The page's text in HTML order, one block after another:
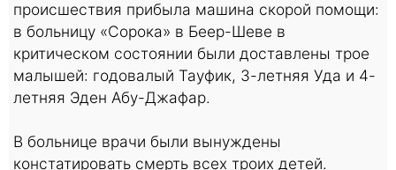
происшествия прибыла машина скорой помощи:
в больницу «Сорока» в Беер-Шеве в
критическом состоянии были доставлены трое
малышей: годовалый Тауфик, 3-летняя Уда и 4-
летняя Эден Абу-Джафар.
В больнице врачи были вынуждены
констатировать смерть всех троих детей.